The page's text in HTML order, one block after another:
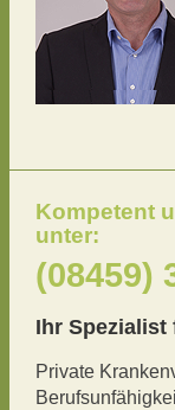
Kompetent
unter:
(08459)
Ihr Spezialist
Private